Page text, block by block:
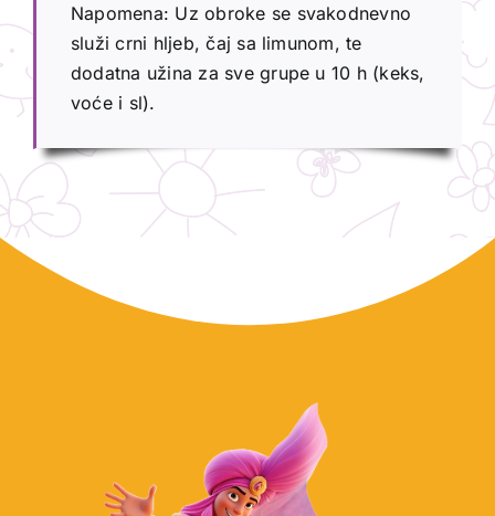
Napomena: Uz obroke se svakodnevno
služi crni hljeb, čaj sa limunom, te
dodatna užina za sve grupe u 10 h (keks,
voće i sl).